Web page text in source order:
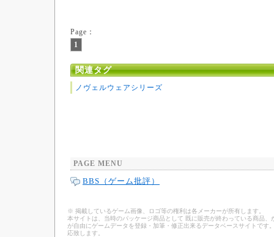
Page：
1
関連タグ
ノヴェルウェアシリーズ
PAGE MENU
BBS（ゲーム批評）
※ 掲載しているゲーム画像、ロゴ等の権利は各メーカーが所有します。
本サイトは、当時のパッケージ商品として 既に販売が終わっている商品
が自由にゲームデータを登録・加筆・修正出来るデータベースサイトで
応致します。